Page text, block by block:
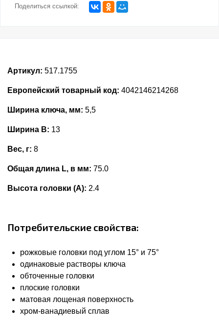
Поделиться ссылкой:
Артикул: 517.1755
Европейский товарный код: 4042146214268
Ширина ключа, мм: 5,5
Ширина В: 13
Вес, г: 8
Общая длина L, в мм: 75.0
Высота головки (А): 2.4
Потребительские свойства:
рожковые головки под углом 15° и 75°
одинаковые растворы ключа
обточенные головки
плоские головки
матовая лощеная поверхность
хром-ванадиевый сплав